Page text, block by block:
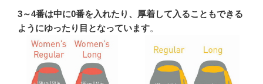
3～4番は中に0番を入れたり、厚着して入ることもできる
ようにゆったり目となっています。